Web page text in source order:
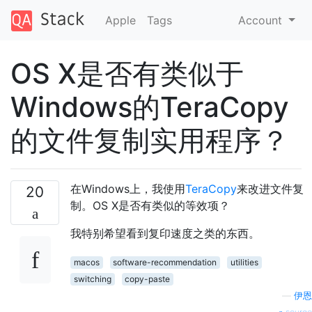
Apple Tags Account
OS X是否有类似于
Windows的TeraCopy
的文件复制实用程序？
20 在Windows上，我使用TeraCopy来改进文件复
制。OS X是否有类似的等效项？
我特别希望看到复印速度之类的东西。
macos software-recommendation
utilities
switching
copy-paste
伊恩